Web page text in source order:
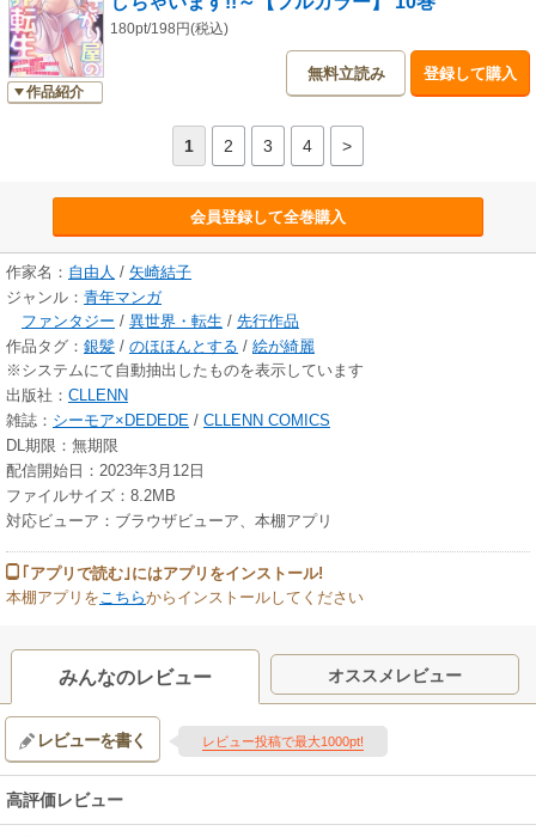
作品紹介
180pt/198円(税込)
無料立読み 登録して購入
1 2 3 4 >
会員登録して全巻購入
作家名： 自由人 / 矢崎結子
ジャンル： 青年マンガ
ファンタジー / 異世界・転生 / 先行作品
作品タグ： 銀髪 / のほほんとする / 絵が綺麗
※システムにて自動抽出したものを表示しています
出版社： CLLENN
雑誌： シーモア×DEDEDE / CLLENN COMICS
DL期限：無期限
配信開始日：2023年3月12日
ファイルサイズ：8.2MB
対応ビューア：ブラウザビューア、本棚アプリ
｢アプリで読む｣にはアプリをインストール!
本棚アプリを こちらからインストールしてください
みんなのレビュー オススメレビュー
レビューを書く レビュー投稿で最大1000pt!
高評価レビュー